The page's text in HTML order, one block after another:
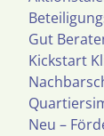
Gut
Kickstart
Neu –